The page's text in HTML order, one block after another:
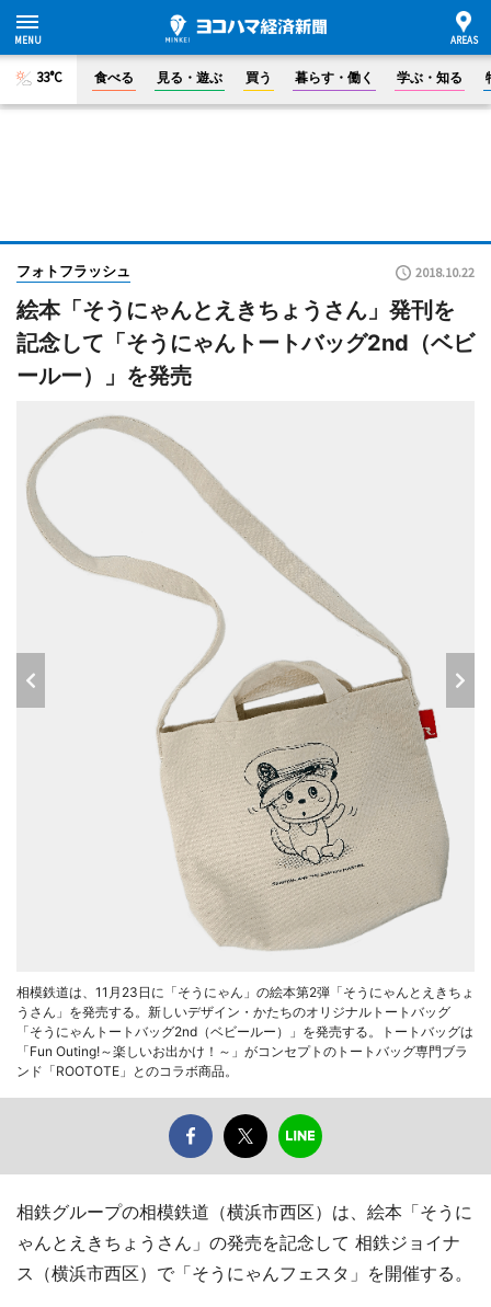
33°C 食べる 見る・遊ぶ 買う 暮らす・働く 学ぶ・知る
フォトフラッシュ 2018.10.22
絵本「そうにゃんとえきちょうさん」発刊を
記念して「そうにゃんトートバッグ2nd（ベビ
ールー）」を発売
相模鉄道は、11月23日に「そうにゃん」の絵本第2弾「そうにゃんとえきちょ
うさん」を発売する。新しいデザイン・かたちのオリジナルトートバッグ
「そうにゃんトートバッグ2nd（ベビールー）」を発売する。トートバッグは
「Fun Outing!～楽しいお出かけ！～」がコンセプトのトートバッグ専門ブラ
ンド「ROOTOTE」とのコラボ商品。
相鉄グループの相模鉄道（横浜市西区）は、絵本「そうに
ゃんとえきちょうさん」の発売を記念して 相鉄ジョイナ
ス（横浜市西区）で「そうにゃんフェスタ」を開催する。